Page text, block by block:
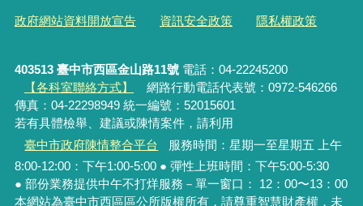
政府網站資料開放宣告 資訊安全政策 隱私權政策
403513 臺中市西區金山路11號電話：04-22245200
【各科室聯絡方式】
網路行動電話代表號：0972-546266
傳真：04-22298949 統一編號：52015601
若有具體檢舉、建議或陳情案件，請利用
臺中市政府陳情整合平台
服務時間：星期一至星期五 上午
8:00-12:00：下午1:00-5:00 ● 彈性上班時間：下午5:00-5:30
● 部份業務提供中午不打烊服務－單一窗口： 12：00〜13：00
本網站為臺中市西區區公所版權所有，請尊重智慧財產權，未